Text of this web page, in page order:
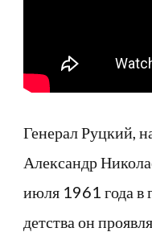
Генерал Руцкий,
Александр
июля 1961 года в
детства он